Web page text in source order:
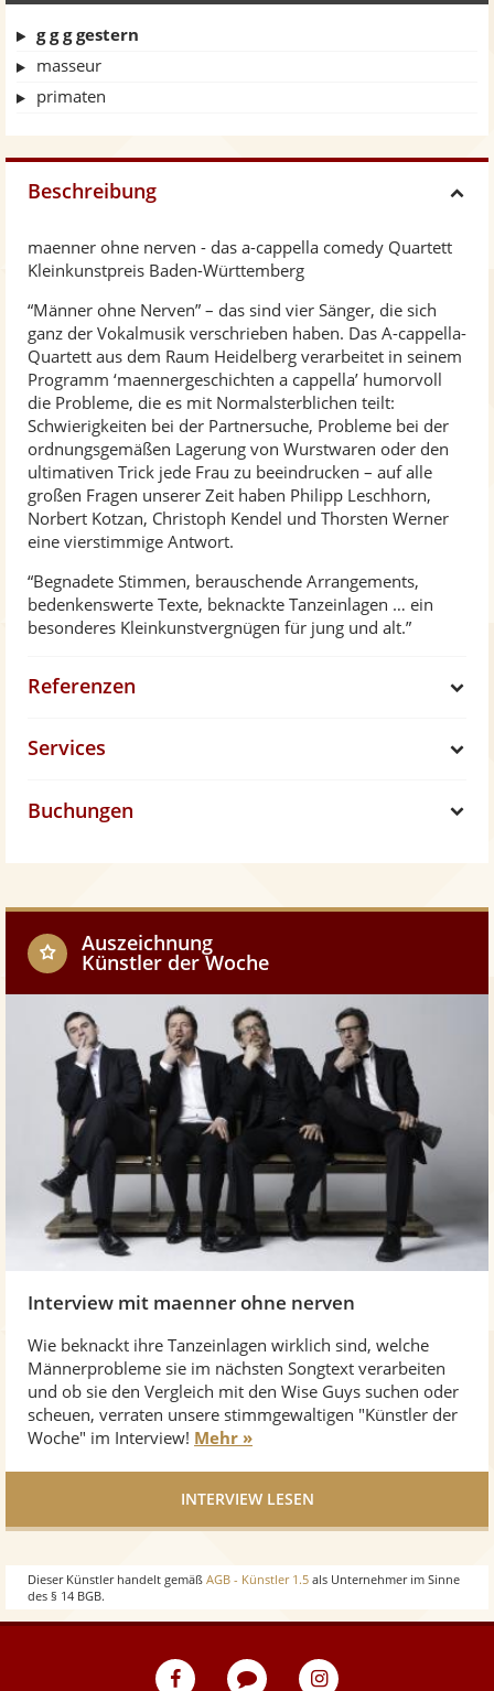
g g g gestern
masseur
primaten
Beschreibung
maenner ohne nerven - das a-cappella comedy Quartett
Kleinkunstpreis Baden-Württemberg
“Männer ohne Nerven” – das sind vier Sänger, die sich
ganz der Vokalmusik verschrieben haben. Das A-cappella-
Quartett aus dem Raum Heidelberg verarbeitet in seinem
Programm ‘maennergeschichten a cappella’ humorvoll
die Probleme, die es mit Normalsterblichen teilt:
Schwierigkeiten bei der Partnersuche, Probleme bei der
ordnungsgemäßen Lagerung von Wurstwaren oder den
ultimativen Trick jede Frau zu beeindrucken – auf alle
großen Fragen unserer Zeit haben Philipp Leschhorn,
Norbert Kotzan, Christoph Kendel und Thorsten Werner
eine vierstimmige Antwort.
“Begnadete Stimmen, berauschende Arrangements,
bedenkenswerte Texte, beknackte Tanzeinlagen … ein
besonderes Kleinkunstvergnügen für jung und alt.”
Referenzen
Services
Auszeichnung
Künstler der Woche
Interview mit maenner ohne nerven
Wie beknackt ihre Tanzeinlagen wirklich sind, welche
Männerprobleme sie im nächsten Songtext verarbeiten
und ob sie den Vergleich mit den Wise Guys suchen oder
scheuen, verraten unsere stimmgewaltigen "Künstler der
Woche" im Interview! Mehr »
INTERVIEW LESEN
w
Buchungen
Dieser Künstler handelt gemäß AGB - Künstler 1.5 als Unternehmer im Sinne
des § 14 BGB.
eventpeppers
Blog
eventpeppers